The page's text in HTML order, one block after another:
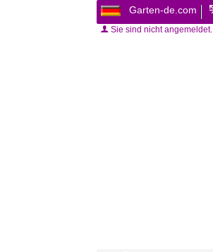
Garten-de.com
Sie sind nicht angemeldet.